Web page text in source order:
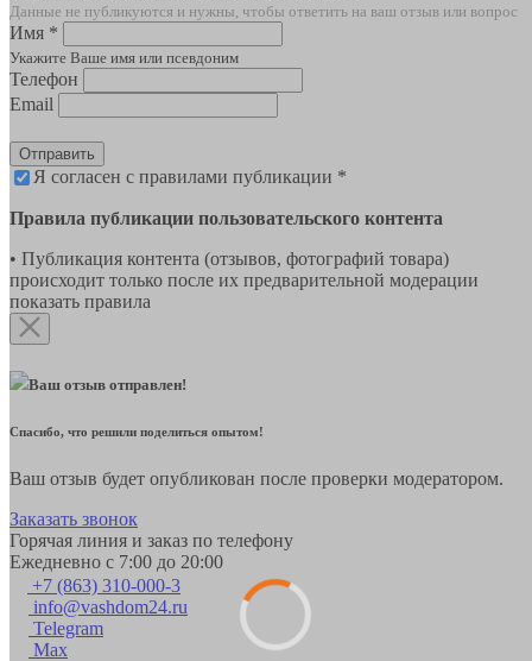
Данные не публикуются и нужны, чтобы ответить на ваш отзыв или вопрос
Имя *
Укажите Ваше имя или псевдоним
Телефон
Email
Отправить
Я согласен с правилами публикации *
Правила публикации пользовательского контента
• Публикация контента (отзывов, фотографий товара)
происходит только после их предварительной модерации
показать правила
Ваш отзыв отправлен!
Спасибо, что решили поделиться опытом!
Ваш отзыв будет опубликован после проверки модератором.
Заказать звонок
Горячая линия и заказ по телефону
Ежедневно с 7:00 до 20:00
+7 (863) 310-000-3
info@vashdom24.ru
Telegram
Max